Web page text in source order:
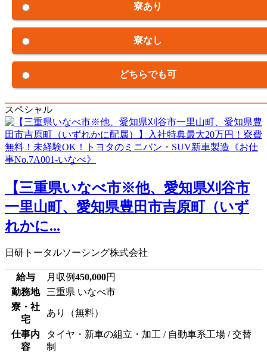
寮あり
寮なし
どちらでも可
スペシャル
【三重県いなべ市※他、愛知県刈谷市
一里山町、愛知県豊田市吉原町（いず
れかに...
日研トータルソーシング株式会社
給与 月収例450,000円
勤務地
三重県 いなべ市
寮・社
宅
あり（無料）
仕事内
容
タイヤ・新車の組立・加工 / 自動車系工場 / 交替
制